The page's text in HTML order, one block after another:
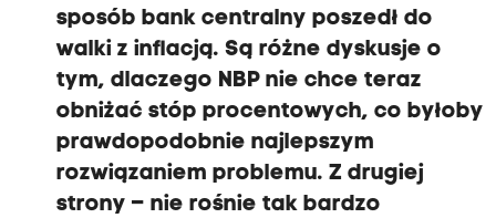
sposób bank centralny poszedł do
walki z inflacją. Są różne dyskusje o
tym, dlaczego NBP nie chce teraz
obniżać stóp procentowych, co byłoby
prawdopodobnie najlepszym
rozwiązaniem problemu. Z drugiej
strony – nie rośnie tak bardzo